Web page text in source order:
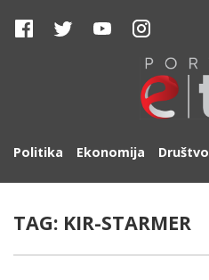
Politika Ekonomija Društvo
TAG: KIR-STARMER